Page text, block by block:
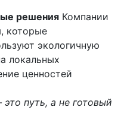
решения Компании
которые
экологичную
локальных
ценностей
путь, а не готовый